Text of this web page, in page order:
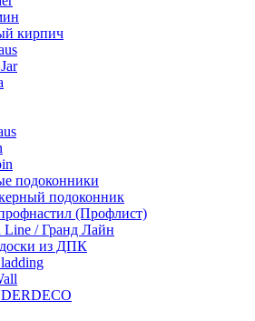
кирпич
подоконники
подоконник
(Профлист)
Line / Гранд Лайн
из ДПК